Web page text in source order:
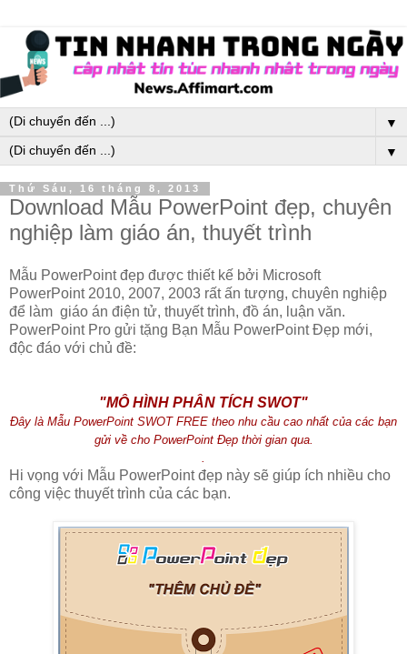
▼
▼
Thứ Sáu, 16 tháng 8, 2013
Download Mẫu PowerPoint đẹp, chuyên
nghiệp làm giáo án, thuyết trình
Mẫu PowerPoint đẹp được thiết kế bởi Microsoft
PowerPoint 2010, 2007, 2003 rất ấn tượng, chuyên nghiệp
để làm giáo án điện tử, thuyết trình, đồ án, luận văn.
PowerPoint Pro gửi tặng Bạn Mẫu PowerPoint Đẹp mới,
độc đáo với chủ đề:
"MÔ HÌNH PHÂN TÍCH SWOT"
Đây là Mẫu PowerPoint SWOT FREE theo nhu cầu cao nhất của các bạn
gửi về cho PowerPoint Đẹp thời gian qua.
.
Hi vọng với Mẫu PowerPoint đẹp này sẽ giúp ích nhiều cho
công việc thuyết trình của các bạn.